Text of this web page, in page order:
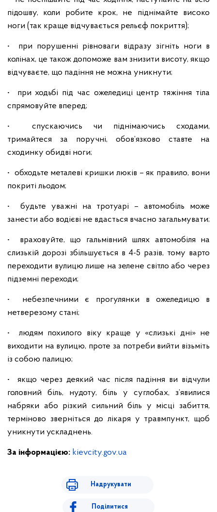
підошву, коли робите крок, не піднімайте високо
ноги (так краще відчувається рельєф покриття);
• при порушенні рівноваги відразу зігніть ноги в
колінах, це також допоможе вам знизити висоту, якщо
відчуваєте, що падіння не можна уникнути;
• при ходьбі під час ожеледиці центр тяжіння тіла
спрямовуйте вперед;
• спускаючись чи піднімаючись сходами,
тримайтеся за поручні, обов’язково ставте на
сходинку обидві ноги;
• обходьте металеві кришки люків – як правило, вони
покриті льодом;
• будьте уважні на тротуарі – автомобіль може
занести або водієві не вдасться вчасно загальмувати;
• враховуйте, що гальмівний шлях автомобіля на
слизькій дорозі збільшується в 4-5 разів, тому варто
переходити вулицю лише на зелене світло або через
підземні переходи;
• небезпечними є прогулянки в ожеледицю в
нетверезому стані;
• людям похилого віку краще у «слизькі дні» не
виходити на вулицю, проте за потреби вийти візьміть
із собою палицю;
• якщо через деякий час після падіння ви відчули
головний біль, нудоту, біль у суглобах, з’явилися
набряки або різкий сильний біль у місці забиття,
терміново зверніться до лікаря у травмпункт, щоб
уникнути ускладнень.
За інформацією: kievcity.gov.ua
Надрукувати
Поділитися